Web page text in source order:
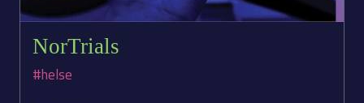
NorTrials
#helse